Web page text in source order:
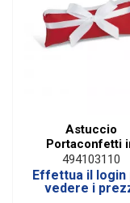
Astuccio
Portaconfetti
Ecopelle Rossa
Zip (10 PZ)
494103110
Effettua il login
vedere i